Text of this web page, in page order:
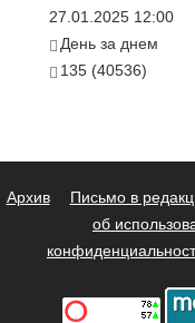
27.01.2025 12:00
День за днем
135 (40536)
Архив Письмо в
об